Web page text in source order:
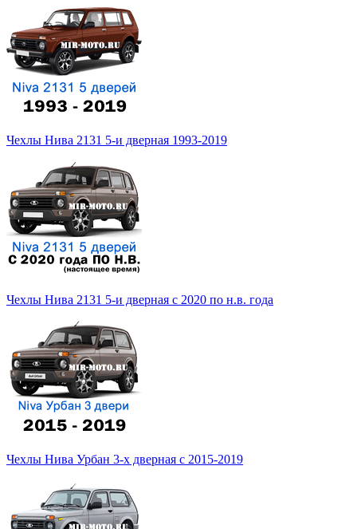
Чехлы Нива 2131 5-и дверная 1993-2019
Чехлы Нива 2131 5-и дверная с 2020 по н.в. года
Чехлы Нива Урбан 3-х дверная с 2015-2019